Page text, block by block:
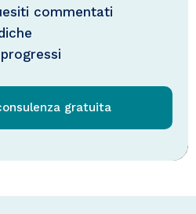
commentati
gratuita